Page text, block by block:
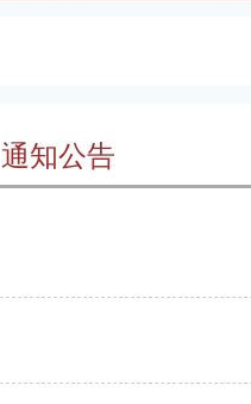
通知公告